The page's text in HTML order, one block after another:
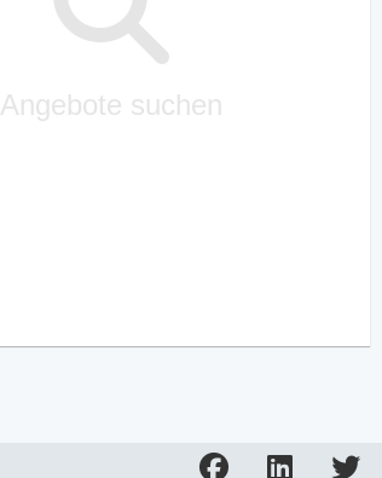
Angebote suchen